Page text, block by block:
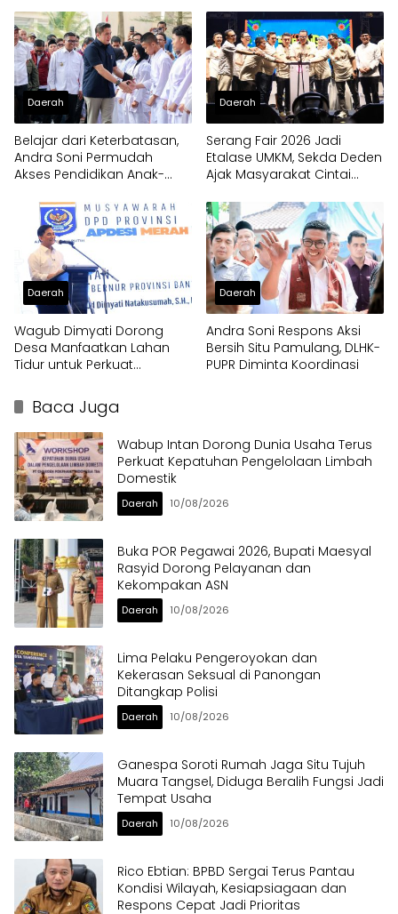
Daerah
Belajar dari Keterbatasan,
Andra Soni Permudah
Akses Pendidikan Anak-
Daerah
Serang Fair 2026 Jadi
Etalase UMKM, Sekda Deden
Ajak Masyarakat Cintai
Daerah
Wagub Dimyati Dorong
Desa Manfaatkan Lahan
Tidur untuk Perkuat
Daerah
Andra Soni Respons Aksi
Bersih Situ Pamulang, DLHK-
PUPR Diminta Koordinasi
Baca Juga
Wabup Intan Dorong Dunia Usaha Terus
Perkuat Kepatuhan Pengelolaan Limbah
Domestik
Daerah 10/08/2026
Buka POR Pegawai 2026, Bupati Maesyal
Rasyid Dorong Pelayanan dan
Kekompakan ASN
Daerah 10/08/2026
Lima Pelaku Pengeroyokan dan
Kekerasan Seksual di Panongan
Ditangkap Polisi
Daerah 10/08/2026
Ganespa Soroti Rumah Jaga Situ Tujuh
Muara Tangsel, Diduga Beralih Fungsi Jadi
Tempat Usaha
Daerah 10/08/2026
Rico Ebtian: BPBD Sergai Terus Pantau
Kondisi Wilayah, Kesiapsiagaan dan
Respons Cepat Jadi Prioritas